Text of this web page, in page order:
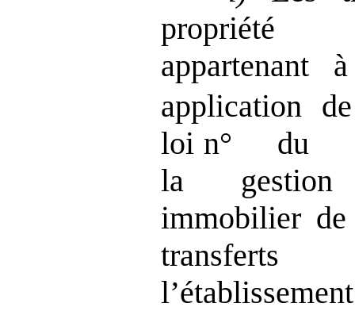
propriété
appartenant
application
loi n° du
la
immobilier
transferts